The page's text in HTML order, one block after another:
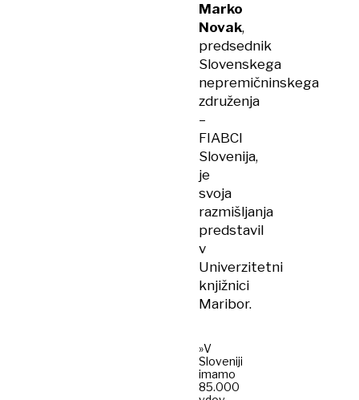
Marko
Novak,
predsednik
Slovenskega
nepremičninskega
združenja
–
FIABCI
Slovenija,
je
svoja
razmišljanja
predstavil
v
Univerzitetni
knjižnici
Maribor.
»V
Sloveniji
imamo
85.000